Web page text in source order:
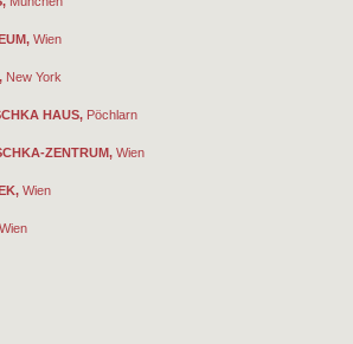
Wien
New York
HAUS, Pöchlarn
ZENTRUM, Wien
Wien
Wien